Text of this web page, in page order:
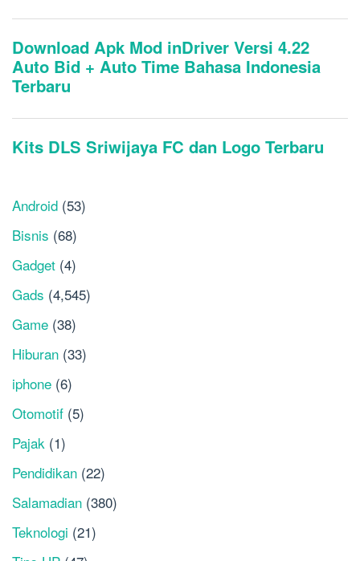
Android (53)
Bisnis (68)
Gadget (4)
Gads (4,545)
Game (38)
Hiburan (33)
iphone (6)
Otomotif (5)
Pajak (1)
Pendidikan (22)
Salamadian (380)
Teknologi (21)